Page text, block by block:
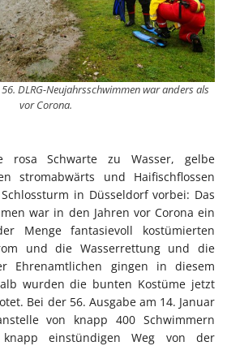
DLRG-Neujahrsschwimmen war anders als
vor Corona.
rosa Schwarte zu Wasser, gelbe
stromabwärts und Haifischflossen
in Düsseldorf vorbei: Das
war in den Jahren vor Corona ein
Menge fantasievoll kostümierten
und die Wasserrettung und die
Ehrenamtlichen gingen in diesem
wurden die bunten Kostüme jetzt
Bei der 56. Ausgabe am 14. Januar
von knapp 400 Schwimmern
einstündigen Weg von der